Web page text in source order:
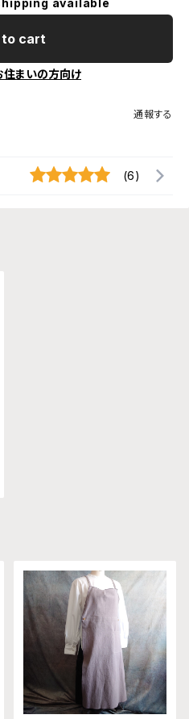
to cart
住まいの方向け
通報する
(6)